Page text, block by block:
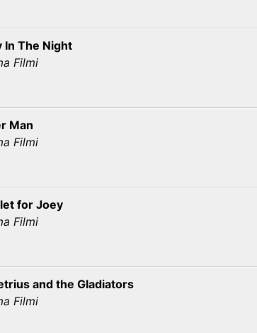
In The Night
Filmi
Man
Filmi
for Joey
Filmi
and the Gladiators
Filmi